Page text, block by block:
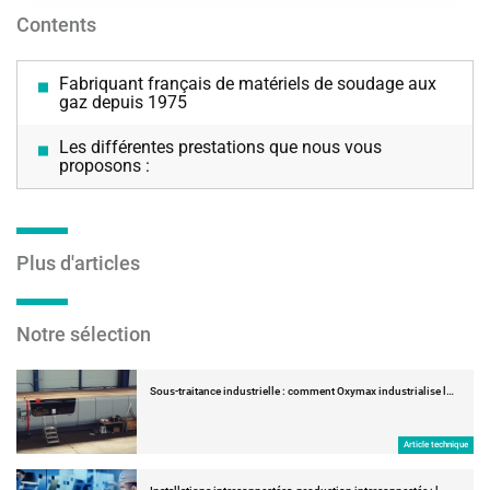
Contents
Fabriquant français de matériels de soudage aux
gaz depuis 1975
Les différentes prestations que nous vous
proposons :
Plus d'articles
Notre sélection
Sous-traitance industrielle : comment Oxymax industrialise l…
Article technique